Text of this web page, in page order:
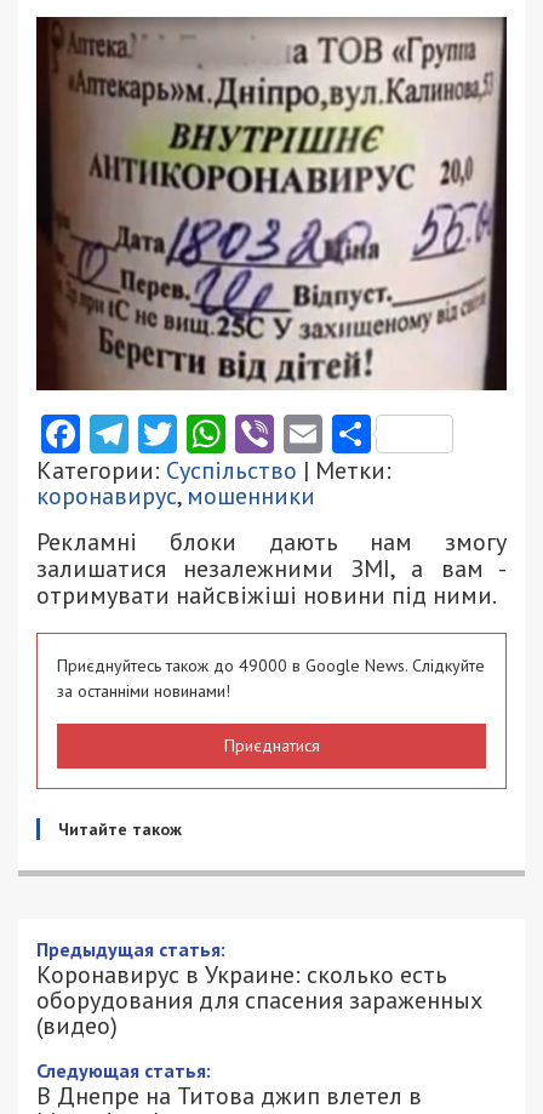
Facebook
Telegram
Twitter
WhatsApp
ViberEmail
Категории: Суспільство | Метки:
коронавирус, мошенники
Рекламні блоки дають нам змогу
залишатися незалежними ЗМІ, а вам -
отримувати найсвіжіші новини під ними.
Приєднуйтесь також до 49000 в Google News. Слідкуйте
за останніми новинами!
Приєднатися
Читайте також
Предыдущая статья:
Коронавирус в Украине: сколько есть
оборудования для спасения зараженных
(видео)
Следующая статья:
В Днепре на Титова джип влетел в